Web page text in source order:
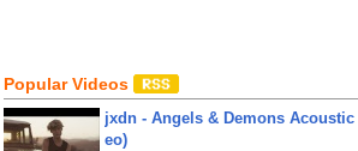
Popular Videos
jxdn - Angels & Demons
eo)